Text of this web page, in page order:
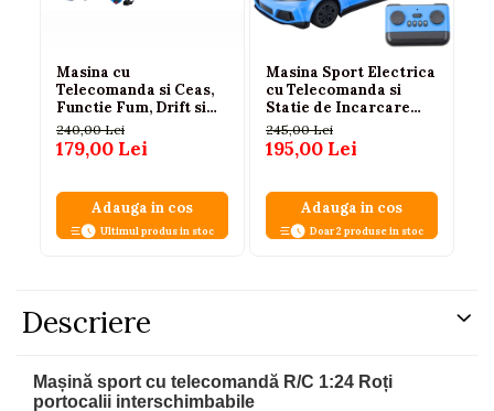
Masina cu
Telecomanda si Ceas,
Functie Fum, Drift si
Lumini, Albastra
240,00 Lei
179,00 Lei
Adauga in cos
Ultimul produs in stoc
Masina Sport Electrica
cu Telecomanda si
Statie de Incarcare
Albastra, 3 ANI+
245,00 Lei
195,00 Lei
Adauga in cos
Doar 2 produse in stoc
Descriere
Mașină sport cu telecomandă R/C 1:24 Roți
portocalii interschimbabile